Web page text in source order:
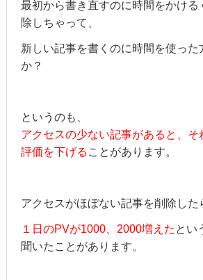
最初から書き直すのに時間をかける
除しちゃって、
新しい記事を書くのに時間を使った
か？
というのも、
アクセスの少ない記事があると、 そ
評価を下げる ことがあります。
アクセスがほぼない記事を削除した
１日のPVが1000、2000増えた とい
聞いたことがあります。